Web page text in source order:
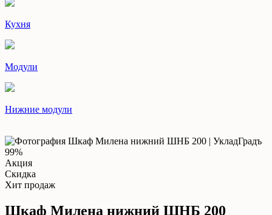
Кухня
Модули
Нижние модули
99%
Акция
Скидка
Хит продаж
Шкаф Милена нижний ШНБ 200